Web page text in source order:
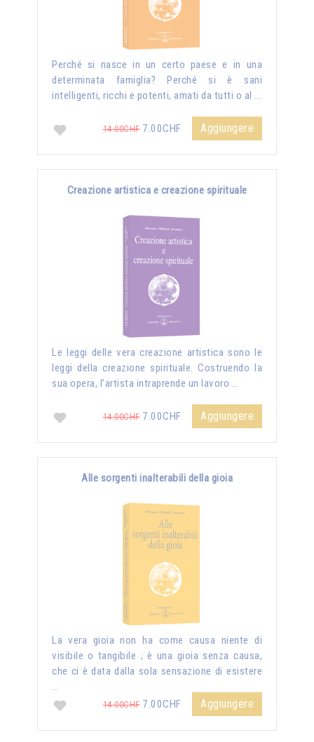
Perché si nasce in un certo paese e in una
determinata famiglia? Perché si è sani
intelligenti, ricchi e potenti, amati da tutti o al …
14.00CHF7.00CHF Aggiungere
Creazione artistica e creazione spirituale
Le leggi delle vera creazione artistica sono le
leggi della creazione spirituale. Costruendo la
sua opera, l’artista intraprende un lavoro …
14.00CHF7.00CHF Aggiungere
Alle sorgenti inalterabili della gioia
La vera gioia non ha come causa niente di
visibile o tangibile ; è una gioia senza causa,
che ci è data dalla sola sensazione di esistere
…
14.00CHF7.00CHF Aggiungere